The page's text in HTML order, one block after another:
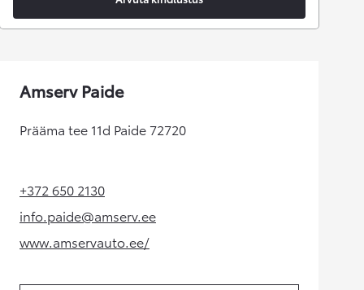
Amserv Paide
Prääma tee 11d Paide 72720
+372 650 2130(Opens in new tab)
info.paide@amserv.ee
(Opens in new tab)
www.amservauto.ee/
(Opens in new tab)